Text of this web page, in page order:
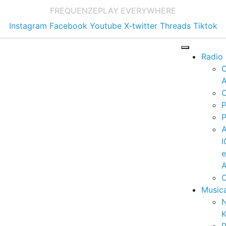
FREQUENZEPLAY EVERYWHERE
Instagram Facebook Youtube X-twitter Threads Tiktok
Radio
e